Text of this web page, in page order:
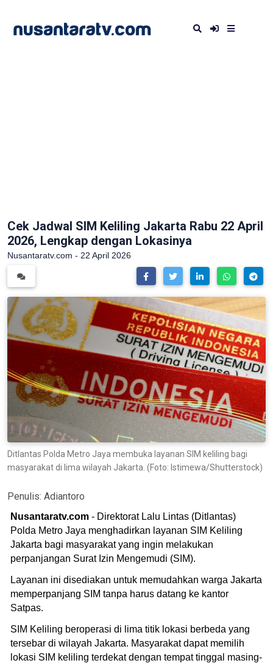
Cek Jadwal SIM Keliling Jakarta Rabu 22 April
2026, Lengkap dengan Lokasinya
Nusantaratv.com - 22 April 2026
Ditlantas Polda Metro Jaya membuka layanan SIM keliling bagi
masyarakat di lima wilayah Jakarta. (Foto: Istimewa/Shutterstock)
Penulis: Adiantoro
Nusantaratv.com - Direktorat Lalu Lintas (Ditlantas)
Polda Metro Jaya menghadirkan layanan SIM Keliling
Jakarta bagi masyarakat yang ingin melakukan
perpanjangan Surat Izin Mengemudi (SIM).
Layanan ini disediakan untuk memudahkan warga Jakarta
memperpanjang SIM tanpa harus datang ke kantor
Satpas.
SIM Keliling beroperasi di lima titik lokasi berbeda yang
tersebar di wilayah Jakarta. Masyarakat dapat memilih
lokasi SIM keliling terdekat dengan tempat tinggal masing-